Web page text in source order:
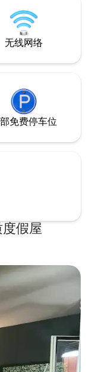
色。
无线网络
免费停车位
假屋